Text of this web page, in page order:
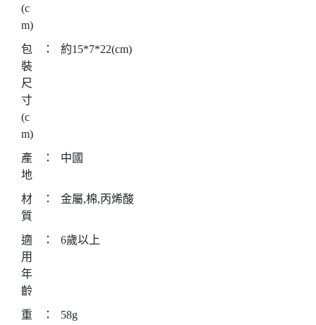
(c
m)
包
裝
尺
寸
(c
m)
： 約15*7*22(cm)
產
地
： 中國
材
質
： 金屬,棉,丙烯酸
適
用
年
齡
： 6歲以上
重
： 58g